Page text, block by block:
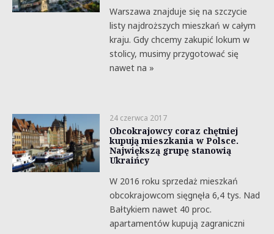
Warszawa znajduje się na szczycie
listy najdroższych mieszkań w całym
kraju. Gdy chcemy zakupić lokum w
stolicy, musimy przygotować się
nawet na »
24 czerwca 2017
Obcokrajowcy coraz chętniej
kupują mieszkania w Polsce.
Największą grupę stanowią
Ukraińcy
W 2016 roku sprzedaż mieszkań
obcokrajowcom sięgnęła 6,4 tys. Nad
Bałtykiem nawet 40 proc.
apartamentów kupują zagraniczni